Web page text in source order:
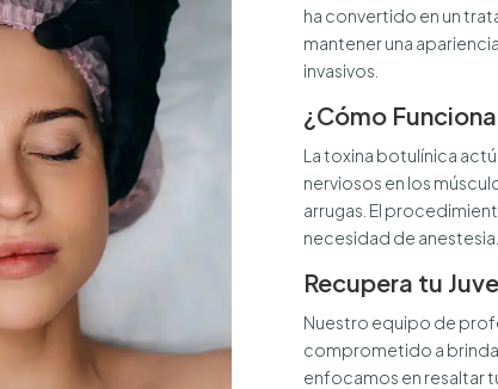
ha convertido en un
mantener una
invasivos.
¿Cómo
La toxina botulínica
nerviosos en los
arrugas. El
necesidad de anestesia.
Recupera tu
Nuestro equipo de
comprometido a
enfocamos en resaltar